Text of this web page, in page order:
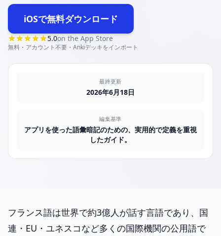
iOSで無料ダウンロード
(opens in new tab)
5.0on the App Store
無料・アカウント不要・Ankiデッキをインポート
最終更新
2026年6月18日
編集基準
アプリを使った語彙暗記のための、実用的で定義を重視
したガイド。
フランス語は世界で約3億人が話す言語であり、国
連・EU・ユネスコなど多くの国際機関の公用語で